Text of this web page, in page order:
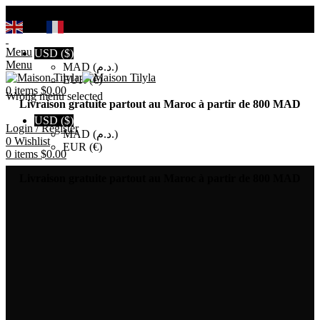
USD ($)
MAD (د.م.)
EUR (€)
Livraison gratuite partout au Maroc à partir de 800 MAD
Login / Register
0 Wishlist
0 items $0.00
Menu
Menu
0items $0.00
Wrong menu selected
USD ($)
MAD (د.م.)
EUR (€)